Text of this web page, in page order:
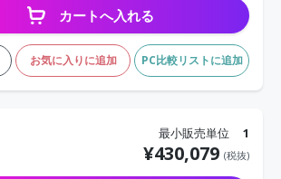
カートへ入れる
お気に入りに追加 PC比較リストに追加
最小販売単位 1
¥430,079 (税抜)